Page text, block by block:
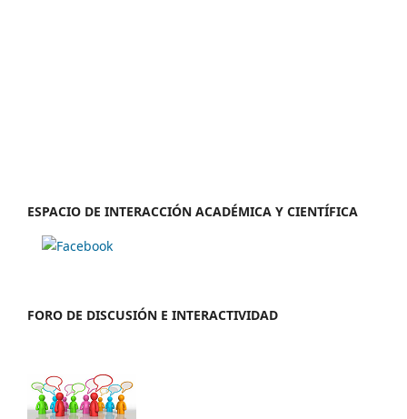
ESPACIO DE INTERACCIÓN ACADÉMICA Y CIENTÍFICA
FORO DE DISCUSIÓN E INTERACTIVIDAD